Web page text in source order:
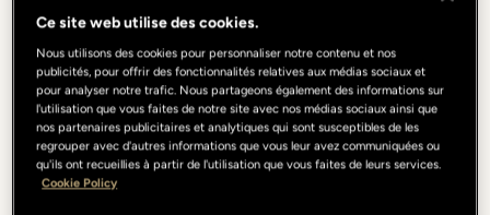
Ce site web utilise des cookies.
Nous utilisons des cookies pour personnaliser notre contenu et nos
publicités, pour offrir des fonctionnalités relatives aux médias sociaux et
pour analyser notre trafic. Nous partageons également des informations sur
l'utilisation que vous faites de notre site avec nos médias sociaux ainsi que
nos partenaires publicitaires et analytiques qui sont susceptibles de les
regrouper avec d'autres informations que vous leur avez communiquées ou
qu'ils ont recueillies à partir de l'utilisation que vous faites de leurs services.
Cookie Policy